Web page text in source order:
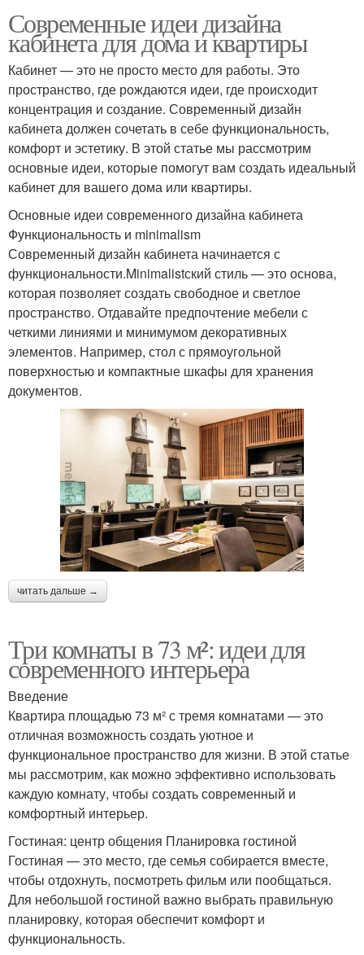
Современные идеи дизайна
кабинета для дома и квартиры
Кабинет — это не просто место для работы. Это
пространство, где рождаются идеи, где происходит
концентрация и создание. Современный дизайн
кабинета должен сочетать в себе функциональность,
комфорт и эстетику. В этой статье мы рассмотрим
основные идеи, которые помогут вам создать идеальный
кабинет для вашего дома или квартиры.
Основные идеи современного дизайна кабинета
Функциональность и minimalism
Современный дизайн кабинета начинается с
функциональности.Minimalistский стиль — это основа,
которая позволяет создать свободное и светлое
пространство. Отдавайте предпочтение мебели с
четкими линиями и минимумом декоративных
элементов. Например, стол с прямоугольной
поверхностью и компактные шкафы для хранения
документов.
читать дальше →
Три комнаты в 73 м²: идеи для
современного интерьера
Введение
Квартира площадью 73 м² с тремя комнатами — это
отличная возможность создать уютное и
функциональное пространство для жизни. В этой статье
мы рассмотрим, как можно эффективно использовать
каждую комнату, чтобы создать современный и
комфортный интерьер.
Гостиная: центр общения Планировка гостиной
Гостиная — это место, где семья собирается вместе,
чтобы отдохнуть, посмотреть фильм или пообщаться.
Для небольшой гостиной важно выбрать правильную
планировку, которая обеспечит комфорт и
функциональность.